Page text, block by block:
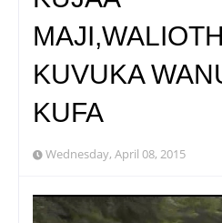
KUVUKA
KUFA
Wednesday, April 08, 2015